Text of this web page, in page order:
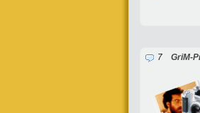
7 GriM-